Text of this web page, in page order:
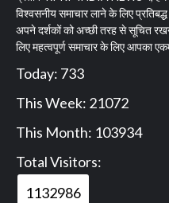
विश्वसनीय समाचार लाने के लिए
अपने दर्शकों को अच्छी तरह से सूचित
लिए महत्वपूर्ण समाचार के लिए आपका
Today: 733
This Week: 21072
This Month: 103934
Total Visitors:
1132986